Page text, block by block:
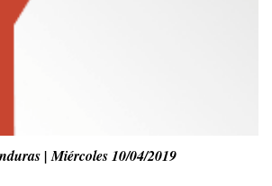
| Miércoles 10/04/2019